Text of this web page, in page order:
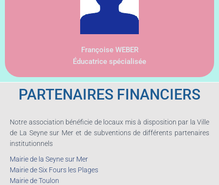
Françoise WEBER
Éducatrice spécialisée
PARTENAIRES FINANCIERS
Notre association bénéficie de locaux mis à disposition par la Ville
de La Seyne sur Mer et de subventions de différents partenaires
institutionnels
Mairie de la Seyne sur Mer
Mairie de Six Fours les Plages
Mairie de Toulon